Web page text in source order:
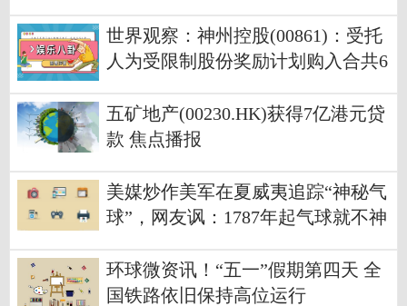
世界观察：神州控股(00861)：受托
人为受限制股份奖励计划购入合共6
五矿地产(00230.HK)获得7亿港元贷
款 焦点播报
美媒炒作美军在夏威夷追踪“神秘气
球”，网友讽：1787年起气球就不神
环球微资讯！“五一”假期第四天 全
国铁路依旧保持高位运行